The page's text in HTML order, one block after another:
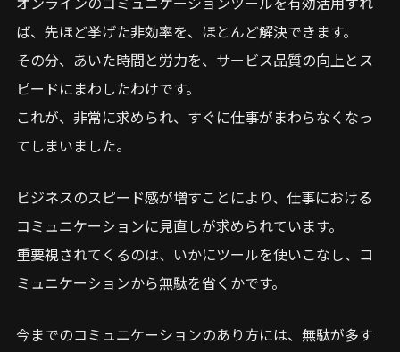
ば、先ほど挙げた非効率を、ほとんど解決できます。
その分、あいた時間と労力を、サービス品質の向上とス
ピードにまわしたわけです。
これが、非常に求められ、すぐに仕事がまわらなくなっ
てしまいました。
ビジネスのスピード感が増すことにより、仕事における
コミュニケーションに見直しが求められています。
重要視されてくるのは、いかにツールを使いこなし、コ
ミュニケーションから無駄を省くかです。
今までのコミュニケーションのあり方には、無駄が多す